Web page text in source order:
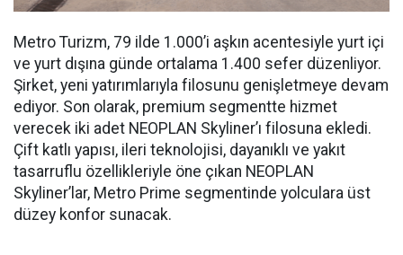
Metro Turizm, 79 ilde 1.000’i aşkın acentesiyle yurt içi
ve yurt dışına günde ortalama 1.400 sefer düzenliyor.
Şirket, yeni yatırımlarıyla filosunu genişletmeye devam
ediyor. Son olarak, premium segmentte hizmet
verecek iki adet NEOPLAN Skyliner’ı filosuna ekledi.
Çift katlı yapısı, ileri teknolojisi, dayanıklı ve yakıt
tasarruflu özellikleriyle öne çıkan NEOPLAN
Skyliner’lar, Metro Prime segmentinde yolculara üst
düzey konfor sunacak.